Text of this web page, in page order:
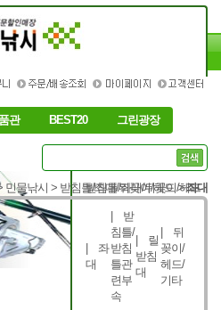
관 BEST20 그린광장
민물낚시 > 받침틀/좌대/뒤꽂이/헤드>좌대
받침틀/좌대/뒤꽂이/헤드
| 좌
대
| 받
침틀/
받침
틀관
련부
속
| 릴
받침
대
| 뒤
꽂이/
헤드/
기타